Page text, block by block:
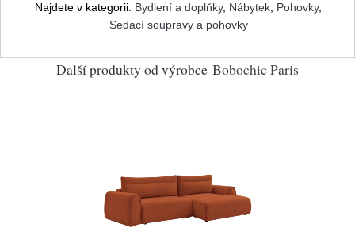
Najdete v kategorii: Bydlení a doplňky, Nábytek Pohovky,
Sedací soupravy a pohovky
Další produkty od výrobce Bobochic Paris